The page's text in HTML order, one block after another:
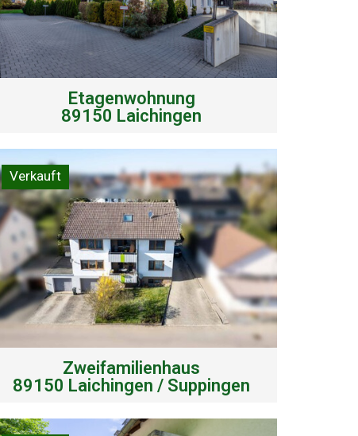
Etagenwohnung
89150 Laichingen
Verkauft
Zweifamilienhaus
89150 Laichingen / Suppingen